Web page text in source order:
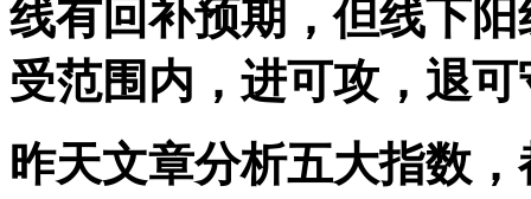
线有回补预期，但线下
受范围内，进可攻，退
昨天文章分析五大指数